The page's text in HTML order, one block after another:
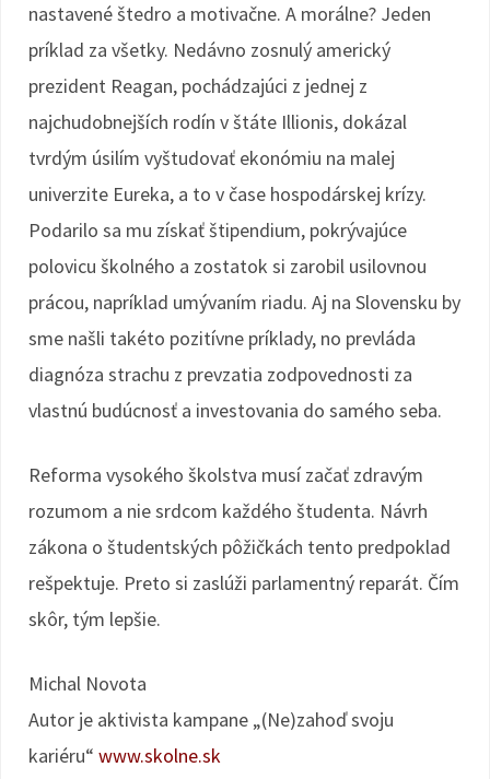
nastavené štedro a motivačne. A morálne? Jeden
príklad za všetky. Nedávno zosnulý americký
prezident Reagan, pochádzajúci z jednej z
najchudobnejších rodín v štáte Illionis, dokázal
tvrdým úsilím vyštudovať ekonómiu na malej
univerzite Eureka, a to v čase hospodárskej krízy.
Podarilo sa mu získať štipendium, pokrývajúce
polovicu školného a zostatok si zarobil usilovnou
prácou, napríklad umývaním riadu. Aj na Slovensku by
sme našli takéto pozitívne príklady, no prevláda
diagnóza strachu z prevzatia zodpovednosti za
vlastnú budúcnosť a investovania do samého seba.
Reforma vysokého školstva musí začať zdravým
rozumom a nie srdcom každého študenta. Návrh
zákona o študentských pôžičkách tento predpoklad
rešpektuje. Preto si zaslúži parlamentný reparát. Čím
skôr, tým lepšie.
Michal Novota
Autor je aktivista kampane „(Ne)zahoď svoju
kariéru“ www.skolne.sk